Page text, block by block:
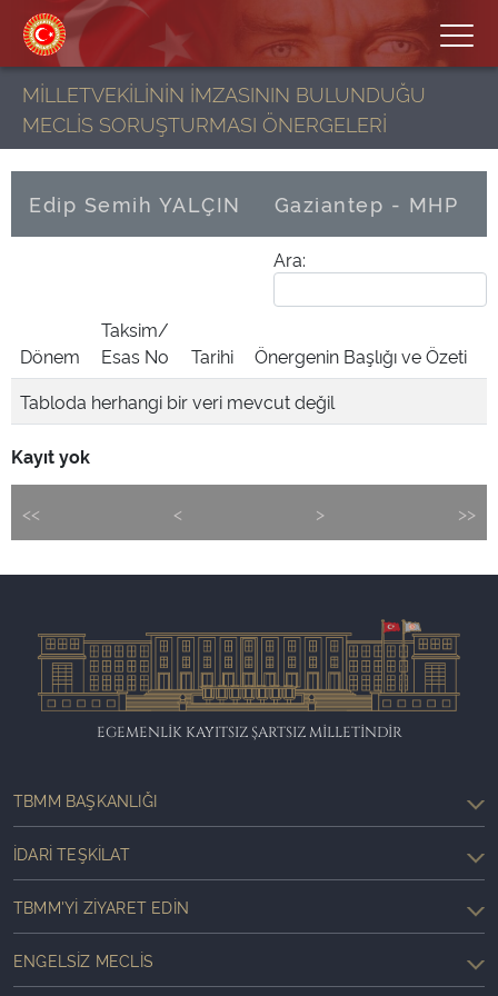
MİLLETVEKİLİNİN İMZASININ BULUNDUĞU
MECLİS SORUŞTURMASI ÖNERGELERİ
Edip Semih YALÇIN Gaziantep - MHP
Ara:
Dönem
Taksim/
Esas No
Tarihi
Önergenin Başlığı ve Özeti
Tabloda herhangi bir veri mevcut değil
Kayıt yok
<< < > >>
EGEMENLİK KAYITSIZ ŞARTSIZ MİLLETİNDİR
TBMM BAŞKANLIĞI
İDARI TEŞKILAT
TBMM'YI ZIYARET EDIN
ENGELSIZ MECLIS